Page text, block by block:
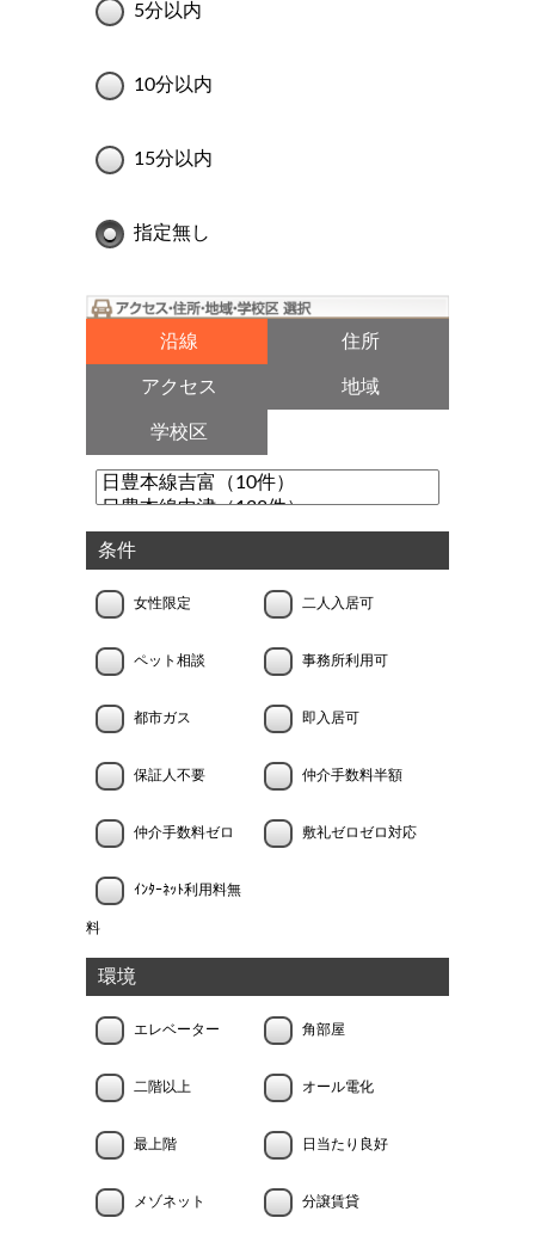
5分以内
10分以内
15分以内
指定無し
沿線 住所
アクセス 地域
学校区
条件
女性限定 二人入居可
ペット相談 事務所利用可
都市ガス 即入居可
保証人不要 仲介手数料半額
仲介手数料ゼロ 敷礼ゼロゼロ対応
ｲﾝﾀｰﾈｯﾄ利用料無
料
環境
エレベーター 角部屋
二階以上 オール電化
最上階 日当たり良好
メゾネット 分譲賃貸